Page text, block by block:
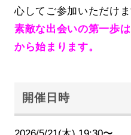
心してご参加いただけま
素敵な出会いの第一歩
から始まります。
開催日時